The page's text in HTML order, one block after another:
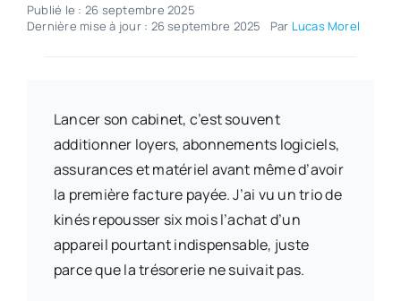
Publié le : 26 septembre 2025
Dernière mise à jour : 26 septembre 2025
Par Lucas Morel
Lancer son cabinet, c’est souvent
additionner loyers, abonnements logiciels,
assurances et matériel avant même d’avoir
la première facture payée. J’ai vu un trio de
kinés repousser six mois l’achat d’un
appareil pourtant indispensable, juste
parce que la trésorerie ne suivait pas.